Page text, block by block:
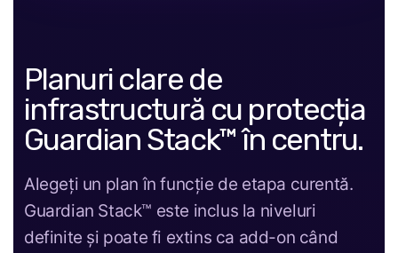
Planuri clare de
infrastructură cu protecția
Guardian Stack™ în centru.
Alegeți un plan în funcție de etapa curentă.
Guardian Stack™ este inclus la niveluri
definite și poate fi extins ca add-on când